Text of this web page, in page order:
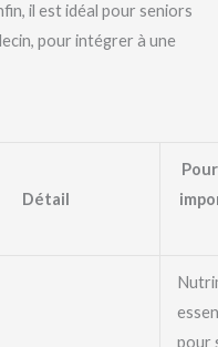
il est idéal pour seniors
pour intégrer à une
Détail
pour